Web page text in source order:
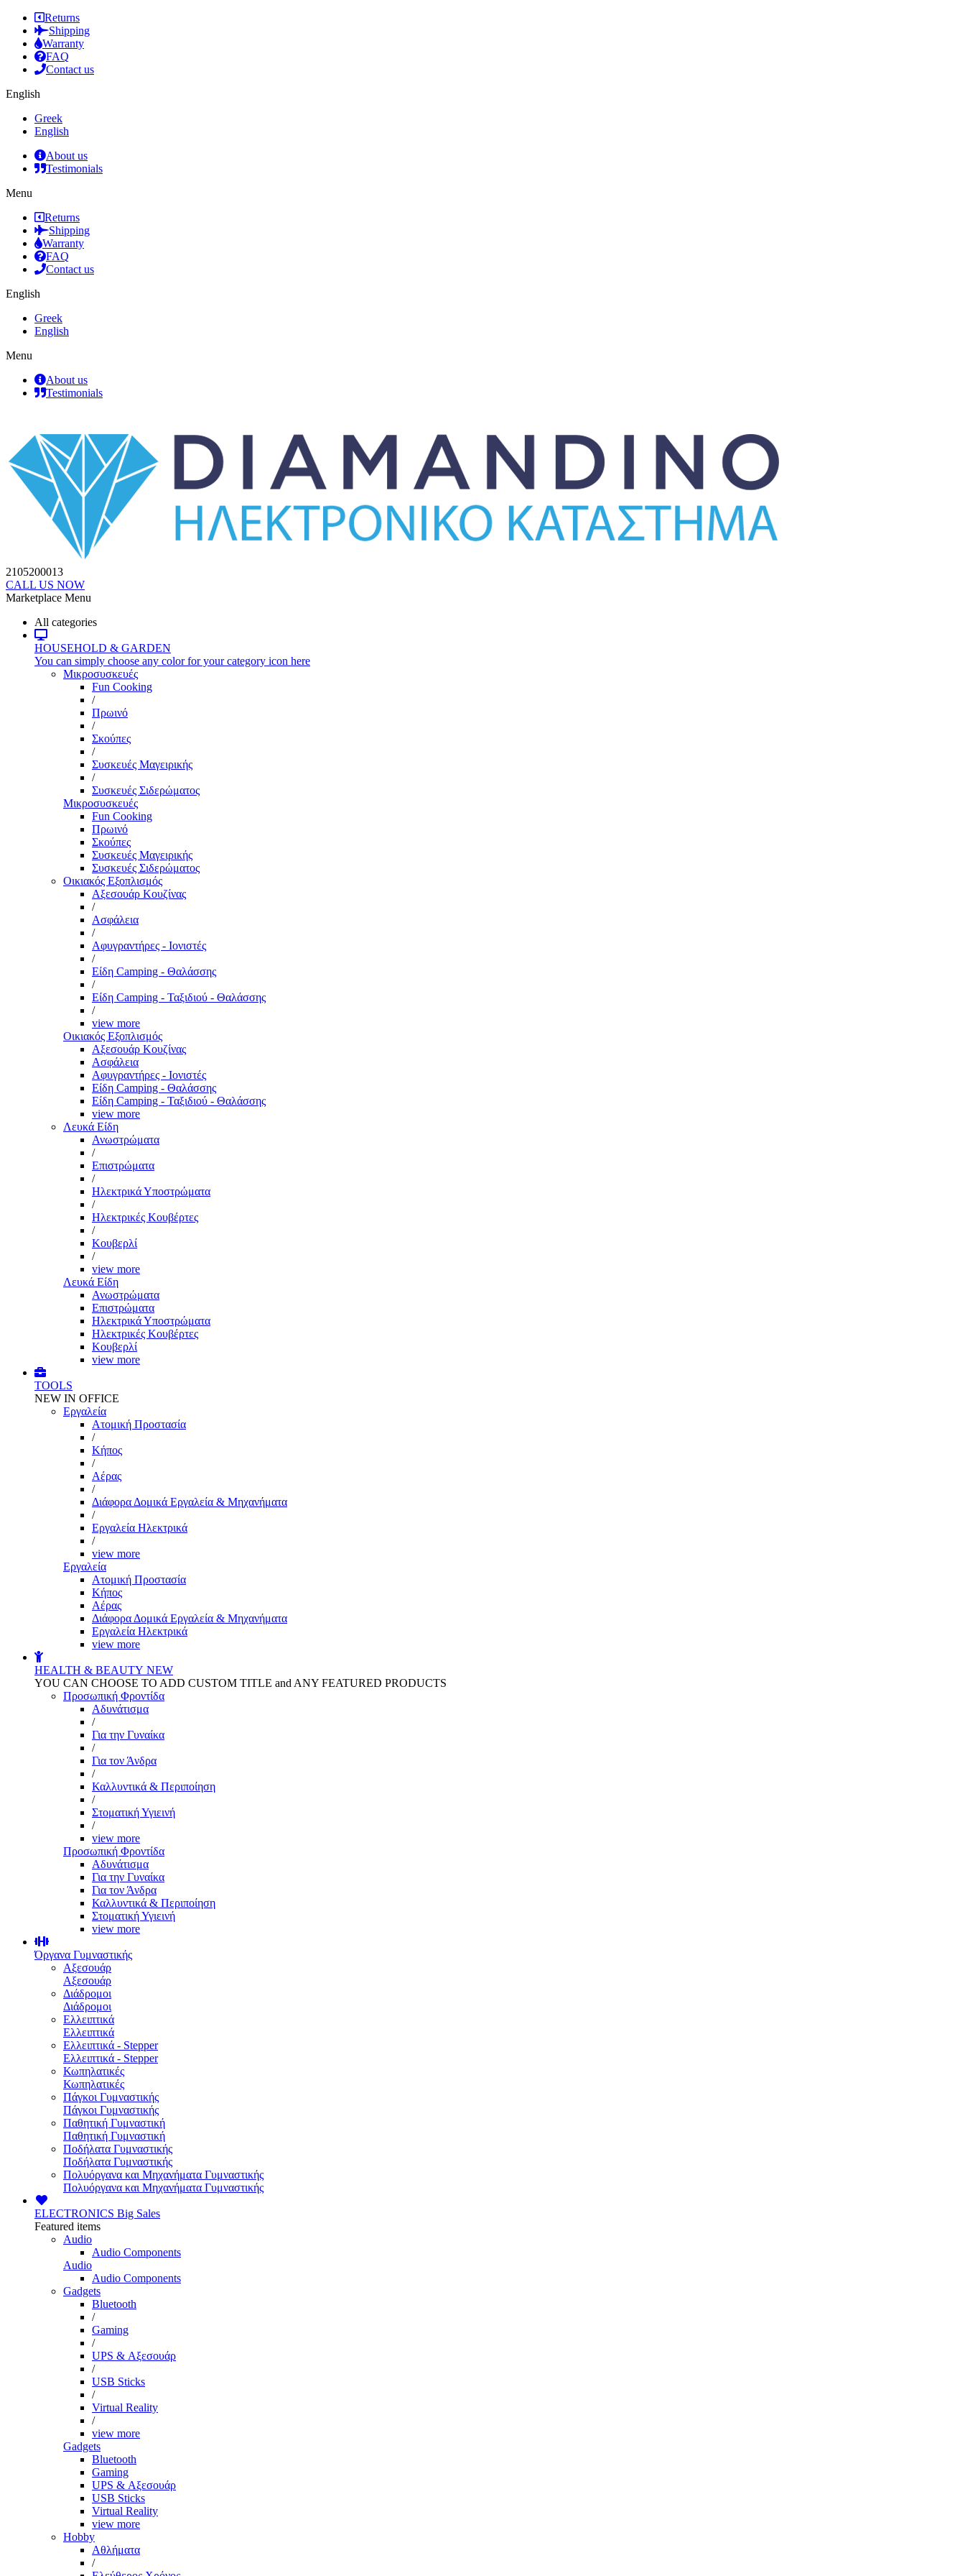
Returns
Shipping
Warranty
FAQ
Contact us
English
Greek
English
About us
Testimonials
Menu
Returns
Shipping
Warranty
FAQ
Contact us
English
Greek
English
Menu
About us
Testimonials
2105200013
CALL US NOW
Marketplace Menu
All categories
HOUSEHOLD & GARDEN
You can simply choose any color for your category icon here
Μικροσυσκευές
Fun Cooking
/
Πρωινό
/
Σκούπες
/
Συσκευές Μαγειρικής
/
Συσκευές Σιδερώματος
Μικροσυσκευές
Fun Cooking
Πρωινό
Σκούπες
Συσκευές Μαγειρικής
Συσκευές Σιδερώματος
Οικιακός Εξοπλισμός
Αξεσουάρ Κουζίνας
/
Ασφάλεια
/
Αφυγραντήρες - Ιονιστές
/
Είδη Camping - Θαλάσσης
/
Είδη Camping - Ταξιδιού - Θαλάσσης
/
view more
Οικιακός Εξοπλισμός
Αξεσουάρ Κουζίνας
Ασφάλεια
Αφυγραντήρες - Ιονιστές
Είδη Camping - Θαλάσσης
Είδη Camping - Ταξιδιού - Θαλάσσης
view more
Λευκά Είδη
Ανωστρώματα
/
Επιστρώματα
/
Ηλεκτρικά Υποστρώματα
/
Ηλεκτρικές Κουβέρτες
/
Κουβερλί
/
view more
Λευκά Είδη
Ανωστρώματα
Επιστρώματα
Ηλεκτρικά Υποστρώματα
Ηλεκτρικές Κουβέρτες
Κουβερλί
view more
TOOLS
NEW IN OFFICE
Εργαλεία
Aτομική Προστασία
/
Kήπος
/
Αέρας
/
Διάφορα Δομικά Εργαλεία & Μηχανήματα
/
Εργαλεία Ηλεκτρικά
/
view more
Εργαλεία
Aτομική Προστασία
Kήπος
Αέρας
Διάφορα Δομικά Εργαλεία & Μηχανήματα
Εργαλεία Ηλεκτρικά
view more
HEALTH & BEAUTY NEW
YOU CAN CHOOSE TO ADD CUSTOM TITLE and ANY FEATURED PRODUCTS
Προσωπική Φροντίδα
Αδυνάτισμα
/
Για την Γυναίκα
/
Για τον Άνδρα
/
Καλλυντικά & Περιποίηση
/
Στοματική Υγιεινή
/
view more
Προσωπική Φροντίδα
Αδυνάτισμα
Για την Γυναίκα
Για τον Άνδρα
Καλλυντικά & Περιποίηση
Στοματική Υγιεινή
view more
Όργανα Γυμναστικής
Αξεσουάρ
Αξεσουάρ
Διάδρομοι
Διάδρομοι
Ελλειπτικά
Ελλειπτικά
Ελλειπτικά - Stepper
Ελλειπτικά - Stepper
Κωπηλατικές
Κωπηλατικές
Πάγκοι Γυμναστικής
Πάγκοι Γυμναστικής
Παθητική Γυμναστική
Παθητική Γυμναστική
Ποδήλατα Γυμναστικής
Ποδήλατα Γυμναστικής
Πολυόργανα και Μηχανήματα Γυμναστικής
Πολυόργανα και Μηχανήματα Γυμναστικής
ELECTRONICS Big Sales
Featured items
Audio
Audio Components
Audio
Audio Components
Gadgets
Bluetooth
/
Gaming
/
UPS & Αξεσουάρ
/
USB Sticks
/
Virtual Reality
/
view more
Gadgets
Bluetooth
Gaming
UPS & Αξεσουάρ
USB Sticks
Virtual Reality
view more
Hobby
Αθλήματα
/